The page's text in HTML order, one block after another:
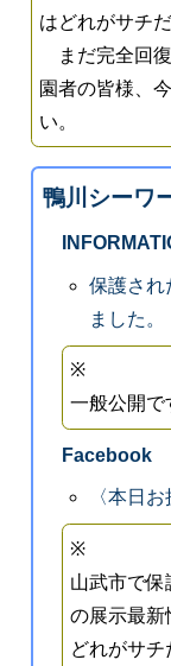
はどれがサチ
まだ完全回
園者の皆様、
い。
鴨川シーワ
保護さ
ました。
※
一般公開で
Facebook
〈本日
※
山武市で保
の展示最新
どれがサ